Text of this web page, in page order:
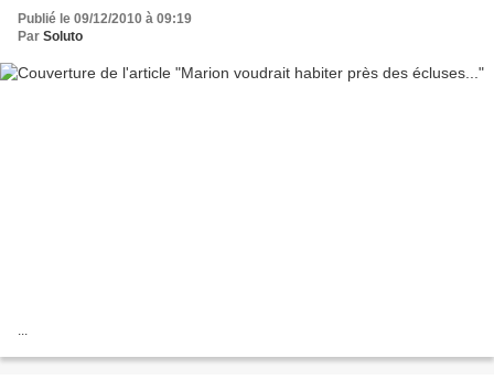
Publié le 09/12/2010 à 09:19
Par Soluto
...